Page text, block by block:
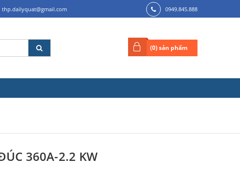
thp.dailyquat@gmail.com 0949.845.888
(0) sản phẩm
360A-2.2 KW